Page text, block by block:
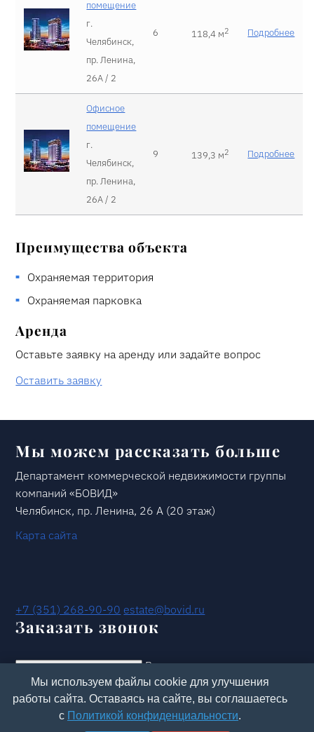
помещение
г.
Челябинск,
пр. Ленина,
26А / 2
6 118,4 м2 Подробнее
Офисное
помещение
г.
Челябинск,
пр. Ленина,
26А / 2
9 139,3 м2 Подробнее
Преимущества объекта
Охраняемая территория
Охраняемая парковка
Аренда
Оставьте заявку на аренду или задайте вопрос
Оставить заявку
Мы можем рассказать больше
Департамент коммерческой недвижимости группы
компаний «БОВИД»
Челябинск, пр. Ленина, 26 А (20 этаж)
Карта сайта
+7 (351) 268-90-90 estate@bovid.ru
Заказать звонок
Ваше имя
Номер телефона
Согласен с политикой обработки персональных
Мы используем файлы cookie для улучшения
работы сайта. Оставаясь на сайте, вы соглашаетесь
с Политикой конфиденциальности.